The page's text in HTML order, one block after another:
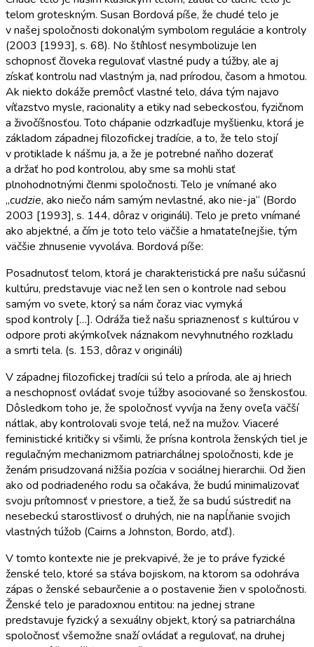
telom groteskným. Susan Bordová píše, že chudé telo je
v našej spoločnosti dokonalým symbolom regulácie a kontroly
(2003 [1993], s. 68). No štíhlosť nesymbolizuje len
schopnosť človeka regulovať vlastné pudy a túžby, ale aj
získať kontrolu nad vlastným ja, nad prírodou, časom a hmotou.
Ak niekto dokáže premôcť vlastné telo, dáva tým najavo
víťazstvo mysle, racionality a etiky nad sebeckosťou, fyzičnom
a živočíšnosťou. Toto chápanie odzrkadľuje myšlienku, ktorá je
základom západnej filozofickej tradície, a to, že telo stojí
v protiklade k nášmu ja, a že je potrebné naňho dozerať
a držať ho pod kontrolou, aby sme sa mohli stať
plnohodnotnými členmi spoločnosti. Telo je vnímané ako
„cudzie, ako niečo nám samým nevlastné, ako nie-ja“ (Bordo
2003 [1993], s. 144, dôraz v origináli). Telo je preto vnímané
ako abjektné, a čím je toto telo väčšie a hmatateľnejšie, tým
väčšie zhnusenie vyvoláva. Bordová píše:
Posadnutosť telom, ktorá je charakteristická pre našu súčasnú
kultúru, predstavuje viac než len sen o kontrole nad sebou
samým vo svete, ktorý sa nám čoraz viac vymyká
spod kontroly […]. Odráža tiež našu spriaznenosťs kultúrou v
odpore proti akýmkoľvek náznakom nevyhnutného rozkladu
a smrti tela. (s. 153, dôraz v origináli)
V západnej filozofickej tradícii sú telo a príroda, ale aj hriech
a neschopnosť ovládať svoje túžby asociované so ženskosťou.
Dôsledkom toho je, že spoločnosť vyvíja na ženy oveľa väčší
nátlak, aby kontrolovali svoje telá, než na mužov. Viaceré
feministické kritičky si všimli, že prísna kontrola ženských tiel je
regulačným mechanizmom patriarchálnej spoločnosti, kde je
ženám prisudzovaná nižšia pozícia v sociálnej hierarchii. Od žien
ako od podriadeného rodu sa očakáva, že budú minimalizovať
svoju prítomnosť v priestore, a tiež, že sa budú sústrediť na
nesebeckú starostlivosť o druhých, nie na napĺňanie svojich
vlastných túžob (Cairns a Johnston, Bordo, atď.).
V tomto kontexte nie je prekvapivé, že je to práve fyzické
ženské telo, ktoré sa stáva bojiskom, na ktorom sa odohráva
zápas o ženské sebaurčenie a o postavenie žien v spoločnosti.
Ženské telo je paradoxnou entitou: na jednej strane
predstavuje fyzický a sexuálny objekt, ktorý sa patriarchálna
spoločnosť všemožne snaží ovládať a regulovať, na druhej